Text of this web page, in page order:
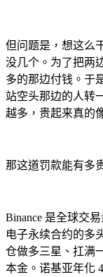
但问题是，想这么
没几个。为了把两
多的那边付钱。于
站空头那边的人转
越多，贵起来真的
那这道罚款能有多
Binance 是全球交
电子永续合约的多
仓做多三星、扛满
本金。诺基亚年化